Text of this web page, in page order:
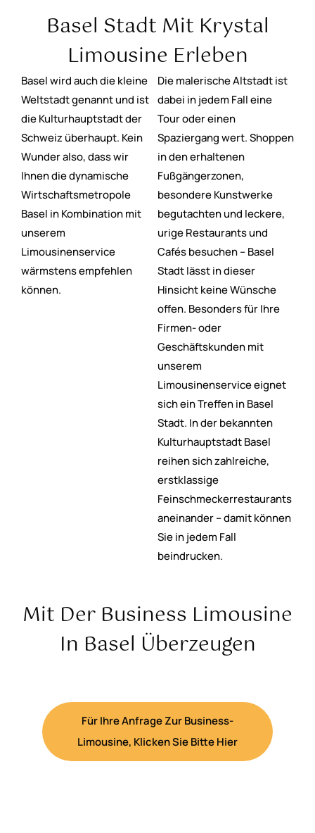
Basel Stadt Mit Krystal
Limousine Erleben
Basel wird auch die kleine
Weltstadt genannt und ist
die Kulturhauptstadt der
Schweiz überhaupt. Kein
Wunder also, dass wir
Ihnen die dynamische
Wirtschaftsmetropole
Basel in Kombination mit
unserem
Limousinenservice
wärmstens empfehlen
können.
Die malerische Altstadt ist
dabei in jedem Fall eine
Tour oder einen
Spaziergang wert. Shoppen
in den erhaltenen
Fußgängerzonen,
besondere Kunstwerke
begutachten und leckere,
urige Restaurants und
Cafés besuchen – Basel
Stadt lässt in dieser
Hinsicht keine Wünsche
offen. Besonders für Ihre
Firmen- oder
Geschäftskunden mit
unserem
Limousinenservice eignet
sich ein Treffen in Basel
Stadt. In der bekannten
Kulturhauptstadt Basel
reihen sich zahlreiche,
erstklassige
Feinschmeckerrestaurants
aneinander – damit können
Sie in jedem Fall
beindrucken.
Mit Der Business Limousine
In Basel Überzeugen
Für Ihre Anfrage Zur Business-
Limousine, Klicken Sie Bitte Hier